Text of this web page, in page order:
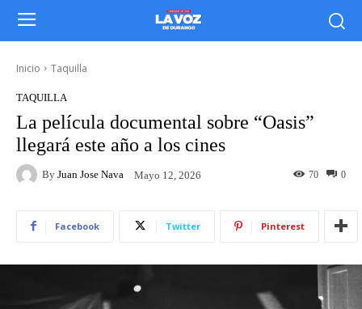
Inicio Taquilla
TAQUILLA
La película documental sobre “Oasis”
llegará este año a los cines
By Juan Jose Nava Mayo 12, 2026 0
70
Facebook Twitter Pinterest